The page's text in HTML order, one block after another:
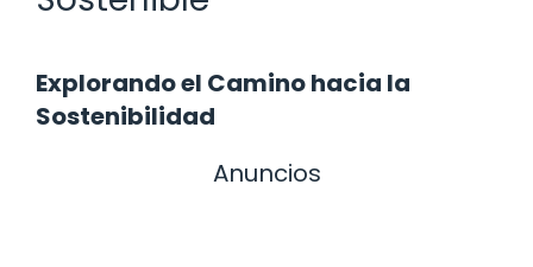
Explorando el Camino hacia la
Sostenibilidad
Anuncios